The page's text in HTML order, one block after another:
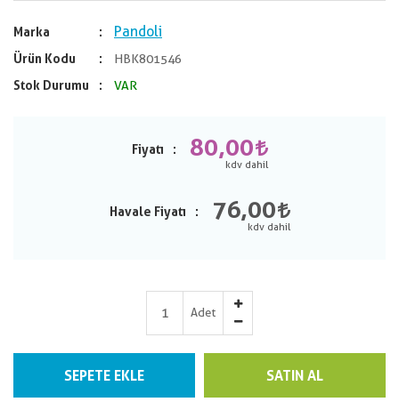
Marka Pandoli
Ürün Kodu
HBK801546
Stok Durumu
VAR
Fiyatı 80,00
Havale Fiyatı 76,00
Adet
SEPETE EKLE SATIN AL